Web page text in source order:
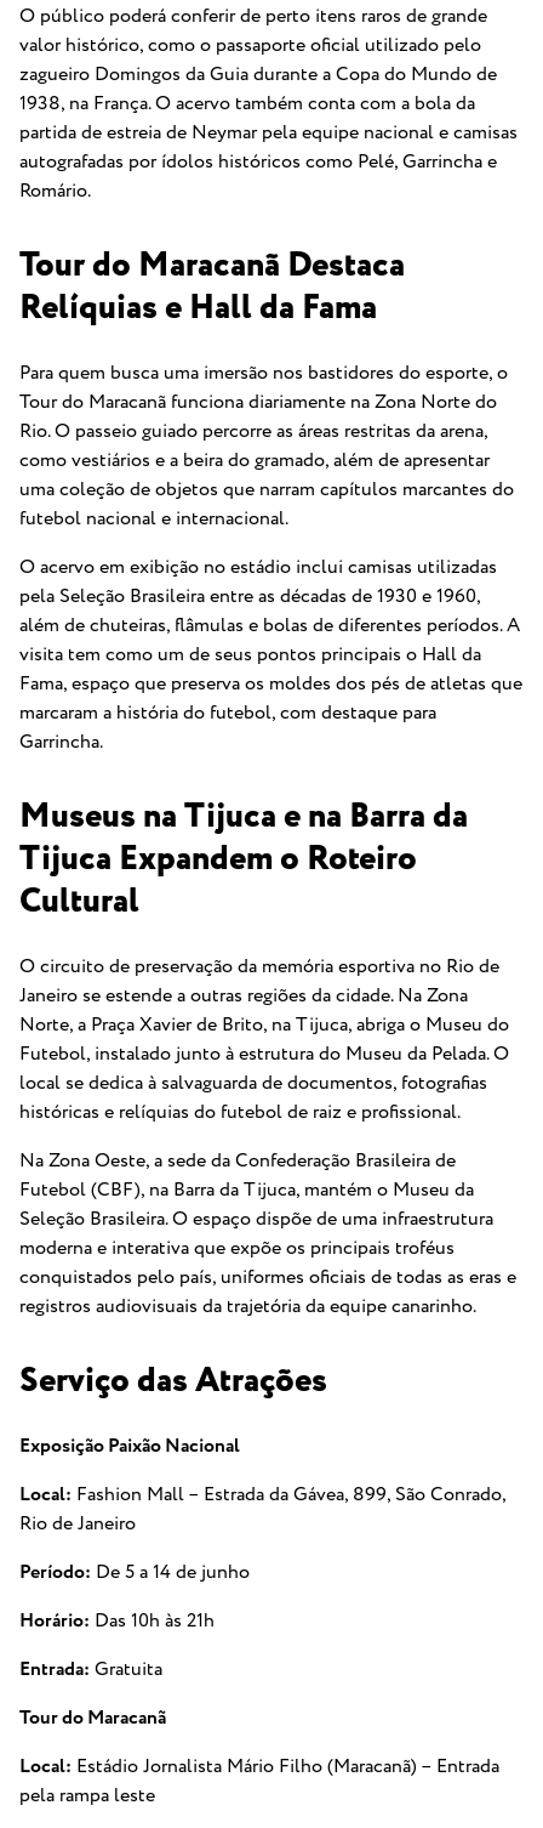
O público poderá conferir de perto itens raros de grande
valor histórico, como o passaporte oficial utilizado pelo
zagueiro Domingos da Guia durante a Copa do Mundo de
1938, na França. O acervo também conta com a bola da
partida de estreia de Neymar pela equipe nacional e camisas
autografadas por ídolos históricos como Pelé, Garrincha e
Romário.
Tour do Maracanã Destaca
Relíquias e Hall da Fama
Para quem busca uma imersão nos bastidores do esporte, o
Tour do Maracanã funciona diariamente na Zona Norte do
Rio. O passeio guiado percorre as áreas restritas da arena,
como vestiários e a beira do gramado, além de apresentar
uma coleção de objetos que narram capítulos marcantes do
futebol nacional e internacional.
O acervo em exibição no estádio inclui camisas utilizadas
pela Seleção Brasileira entre as décadas de 1930 e 1960,
além de chuteiras, flâmulas e bolas de diferentes períodos. A
visita tem como um de seus pontos principais o Hall da
Fama, espaço que preserva os moldes dos pés de atletas que
marcaram a história do futebol, com destaque para
Garrincha.
Museus na Tijuca e na Barra da
Tijuca Expandem o Roteiro
Cultural
O circuito de preservação da memória esportiva no Rio de
Janeiro se estende a outras regiões da cidade. Na Zona
Norte, a Praça Xavier de Brito, na Tijuca, abriga o Museu do
Futebol, instalado junto à estrutura do Museu da Pelada. O
local se dedica à salvaguarda de documentos, fotografias
históricas e relíquias do futebol de raiz e profissional.
Na Zona Oeste, a sede da Confederação Brasileira de
Futebol (CBF), na Barra da Tijuca, mantém o Museu da
Seleção Brasileira. O espaço dispõe de uma infraestrutura
moderna e interativa que expõe os principais troféus
conquistados pelo país, uniformes oficiais de todas as eras e
registros audiovisuais da trajetória da equipe canarinho.
Serviço das Atrações
Exposição Paixão Nacional
Local: Fashion Mall – Estrada da Gávea, 899, São Conrado,
Rio de Janeiro
Período: De 5 a 14 de junho
Horário: Das 10h às 21h
Entrada: Gratuita
Tour do Maracanã
Local: Estádio Jornalista Mário Filho (Maracanã) – Entrada
pela rampa leste